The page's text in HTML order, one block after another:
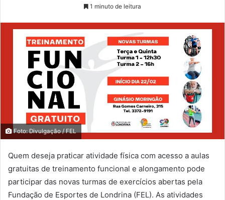
1 minuto de leitura
Foto: Divulgação / FEL
Quem deseja praticar atividade física com acesso a aulas
gratuitas de treinamento funcional e alongamento pode
participar das novas turmas de exercícios abertas pela
Fundação de Esportes de Londrina (FEL). As atividades